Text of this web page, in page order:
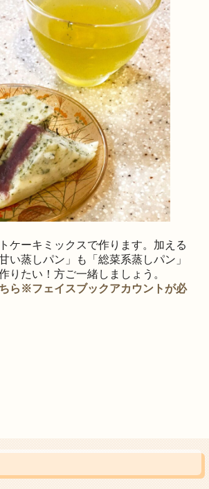
ケーキミックスで作ります。加える
い蒸しパン」も「総菜系蒸しパン」
りたい！方ご一緒しましょう。
ら※フェイスブックアカウントが必